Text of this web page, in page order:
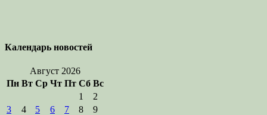
Календарь новостей
Август 2026
Пн Вт Ср Чт Пт Сб Вс
1
2
3
4 5 6 7 8
9